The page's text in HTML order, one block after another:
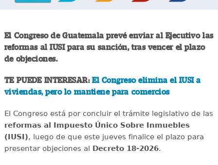
El Congreso de Guatemala prevé enviar al Ejecutivo las
reformas al IUSI para su sanción, tras vencer el plazo
de objeciones.
TE PUEDE INTERESAR:El Congreso elimina el IUSI a
viviendas, pero lo mantiene para comercios
El Congreso está por concluir el trámite legislativo de las
reformas al Impuesto Único Sobre Inmuebles
(IUSI), luego de que este jueves finalice el plazo para
presentar objeciones al
Decreto 18-2026.